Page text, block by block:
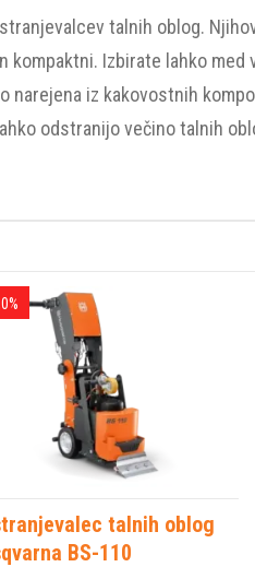
talnih oblog.
kompaktni. Izbirate lahko
iz kakovostnih
odstranijo večino talnih
talnih oblog
BS-110